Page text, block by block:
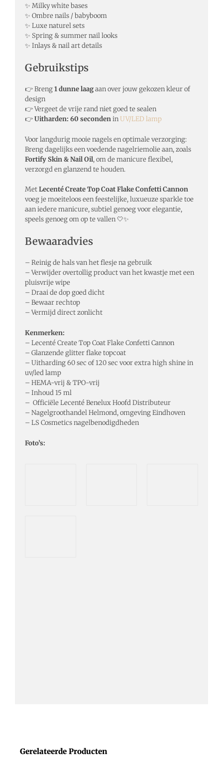
✨ Milky white bases
✨ Ombre nails / babyboom
✨ Luxe naturel sets
✨ Spring & summer nail looks
✨ Inlays & nail art details
Gebruikstips
👉 Breng1 dunne laagaan over jouw gekozen kleur of
design
👉 Vergeet de vrije rand niet goed te sealen
👉Uitharden: 60 secondeninUV/LED lamp
Voor langdurig mooie nagels en optimale verzorging:
Breng dagelijks een voedende nagelriemolie aan, zoals
Fortify Skin & Nail Oil, om de manicure flexibel,
verzorgd en glanzend te houden.
MetLecenté Create Top Coat Flake Confetti Cannon
voeg je moeiteloos een feestelijke, luxueuze sparkle toe
aan iedere manicure, subtiel genoeg voor elegantie,
speels genoeg om op te vallen 🤍✨
Bewaaradvies
– Reinig de hals van het flesje na gebruik
– Verwijder overtollig product van het kwastje met een
pluisvrije wipe
– Draai de dop goed dicht
– Bewaar rechtop
– Vermijd direct zonlicht
Kenmerken:
– Lecenté Create Top Coat Flake Confetti Cannon
– Glanzende glitter flake topcoat
– Uitharding 60 sec of 120 sec voor extra high shine in
uv/led lamp
– HEMA-vrij & TPO-vrij
– Inhoud 15 ml
– Officiële Lecenté Benelux Hoofd Distributeur
– Nagelgroothandel Helmond, omgeving Eindhoven
– LS Cosmetics nagelbenodigdheden
Foto’s:
Gerelateerde Producten